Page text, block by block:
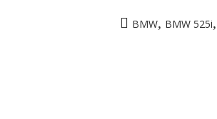
BMW, BMW 525i,